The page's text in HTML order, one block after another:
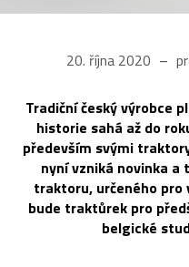
20. října 2020
Tradiční český výrobce
historie sahá až do
především svými
nyní vzniká novinka a
traktoru, určeného
bude traktůrek pro
belgické